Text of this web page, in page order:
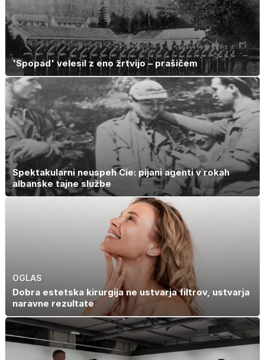
'Spopad' velesil z eno žrtvijo – prašičem
Spektakularni neuspeh Cie: pijani agenti v rokah
albanske tajne službe
OGLAS
Dobra estetska kirurgija ne ustvarja filtrov, ustvarja
naravne rezultate